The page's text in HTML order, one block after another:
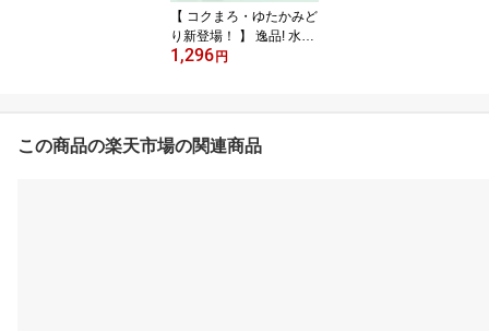
【 コクまろ・ゆたかみど
り新登場！ 】 逸品! 水出
し煎茶 新茶 緑茶 ティー
ほうじ茶 美味しい 焙じ
茶 【 鹿児島茶 水出し煎
1,296円
この商品の楽天市場の関連商品